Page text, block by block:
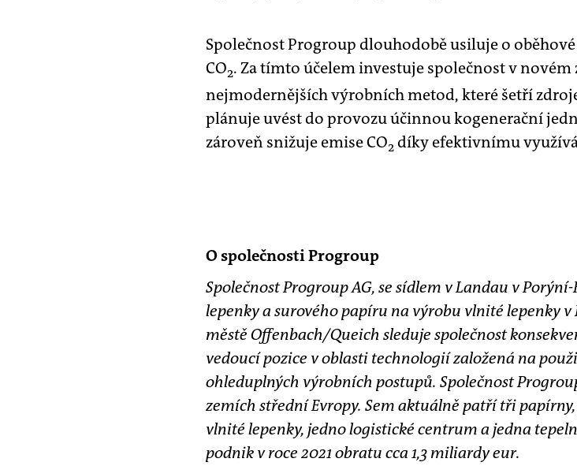
Společnost Progroup dlouhodobě usiluje o
CO2. Za tímto účelem investuje společnost v
nejmodernějších výrobních metod, které šetří
plánuje uvést do provozu účinnou kogenerační
zároveň snižuje emise CO2 díky efektivnímu
O společnosti Progroup
Společnost Progroup AG, se sídlem v Landau v
lepenky a surového papíru na výrobu vlnité lepenky v
městě Offenbach/Queich sleduje společnost
vedoucí pozice v oblasti technologií založená na
ohleduplných výrobních postupů. Společnost
zemích střední Evropy. Sem aktuálně patří tři
vlnité lepenky, jedno logistické centrum a jedna
podnik v roce 2021 obratu cca 1,3 miliardy eur.